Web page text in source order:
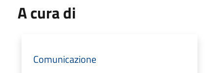
A cura di
Comunicazione